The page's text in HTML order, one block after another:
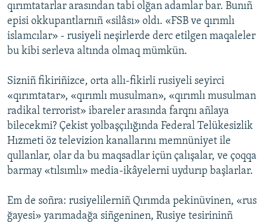
qırımtatarlar arasından tabi olğan adamlar bar. Bunıñ
episi okkupantlarnıñ «silâsı» oldı. «FSB ve qırımlı
islamcılar» - rusiyeli neşirlerde derc etilgen maqaleler
bu kibi serleva altında olmaq mümkün.
Sizniñ fikiriñizce, orta allı-fikirli rusiyeli seyirci
«qırımtatar», «qırımlı musulman», «qırımlı musulman
radikal terrorist» ibareler arasında farqnı añlaya
bilecekmi? Çekist yolbaşçılığında Federal Telükesizlik
Hızmeti öz televizion kanallarını memnüniyet ile
qullanlar, olar da bu maqsadlar içün çalışalar, ve çoqqa
barmay «tılsımlı» media-ikâyelerni uydurıp başlarlar.
Em de soñra: rusiyelilerniñ Qırımda pekinüvinen, «rus
ğayesi» yarımadağa siñgeninen, Rusiye tesirininñ